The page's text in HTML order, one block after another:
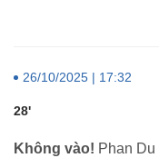
26/10/2025 | 17:32
28'
Không vào! Phan